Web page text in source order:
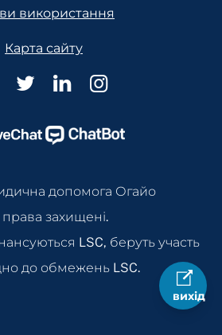
вихід
використання
Карта сайту
Юридична
Огайо
Page
Юридична
Огайо
Page
Юридична
Огайо
Page
допомога Огайо
права захищені.
LSC, беруть участь
до обмежень LSC.